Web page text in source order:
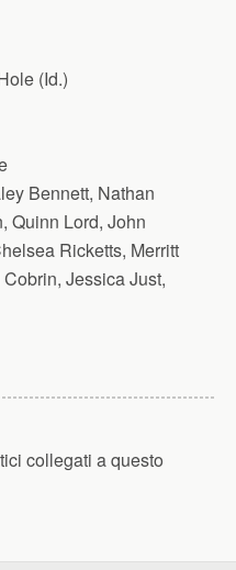
(Id.)
Bennett, Nathan
Quinn Lord, John
Ricketts, Merritt
Jessica Just,
collegati a questo